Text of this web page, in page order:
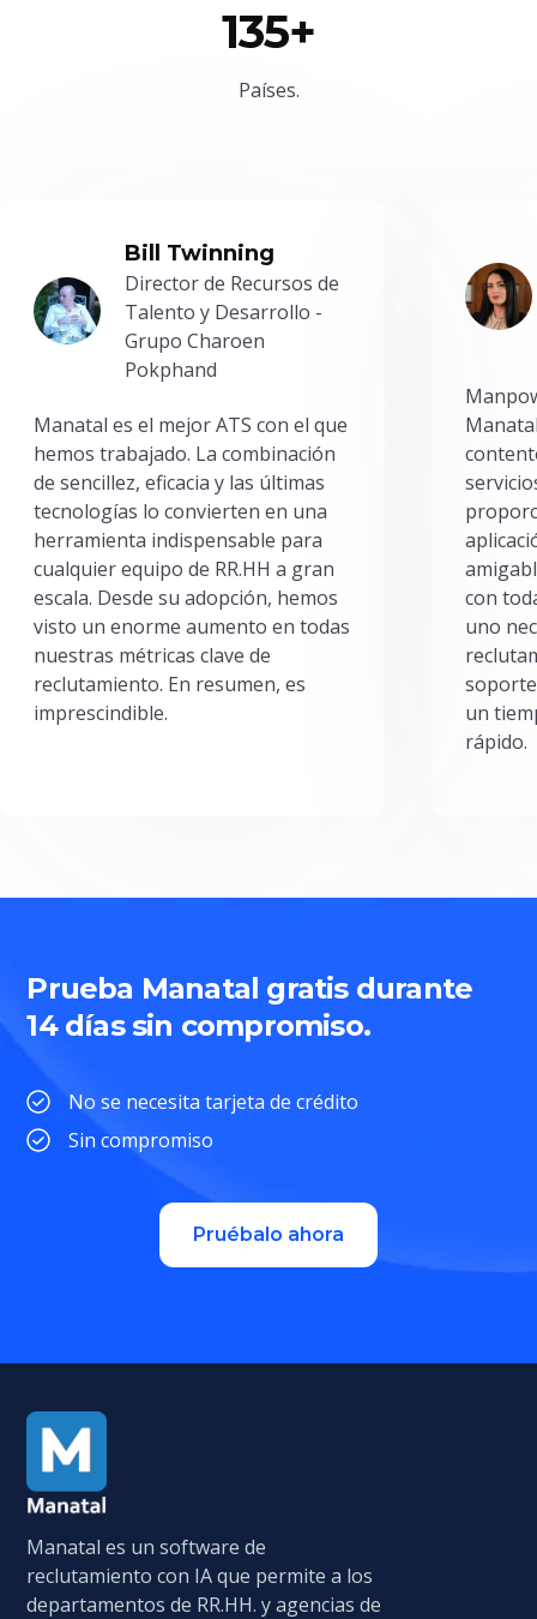
135+
Países.
Bill Twinning
Director de Recursos de
Talento y Desarrollo -
Grupo Charoen
Pokphand
Manatal es el mejor ATS con el que
hemos trabajado. La combinación
de sencillez, eficacia y las últimas
tecnologías lo convierten en una
herramienta indispensable para
cualquier equipo de RR.HH a gran
escala. Desde su adopción, hemos
visto un enorme aumento en todas
nuestras métricas clave de
reclutamiento. En resumen, es
imprescindible.
con
uno
un
rápido.
Prueba Manatal gratis durante
14 días sin compromiso.
No se necesita tarjeta de crédito
Sin compromiso
Pruébalo ahora
Manatal es un software de
reclutamiento con IA que permite a los
departamentos de RR.HH. y agencias de